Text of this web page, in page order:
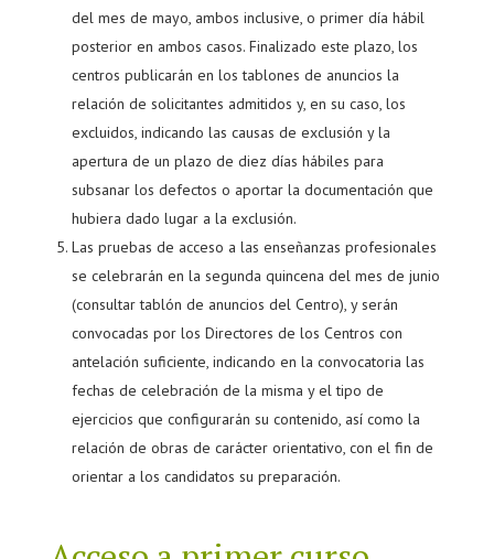
del mes de mayo, ambos inclusive, o primer día hábil
posterior en ambos casos. Finalizado este plazo, los
centros publicarán en los tablones de anuncios la
relación de solicitantes admitidos y, en su caso, los
excluidos, indicando las causas de exclusión y la
apertura de un plazo de diez días hábiles para
subsanar los defectos o aportar la documentación que
hubiera dado lugar a la exclusión.
Las pruebas de acceso a las enseñanzas profesionales
se celebrarán en la segunda quincena del mes de junio
(consultar tablón de anuncios del Centro), y serán
convocadas por los Directores de los Centros con
antelación suficiente, indicando en la convocatoria las
fechas de celebración de la misma y el tipo de
ejercicios que configurarán su contenido, así como la
relación de obras de carácter orientativo, con el fin de
orientar a los candidatos su preparación.